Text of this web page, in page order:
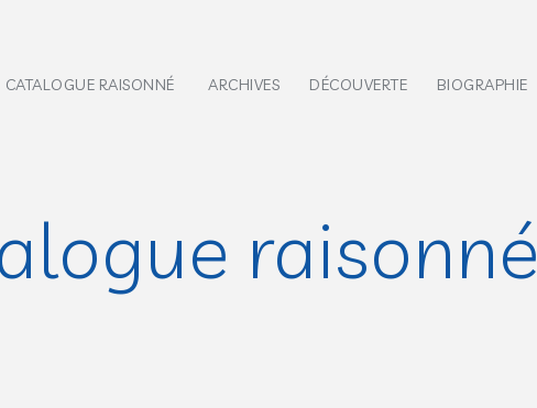
CATALOGUE RAISONNÉ ARCHIVES DÉCOUVERTE BIOGRAPHIE
raisonné